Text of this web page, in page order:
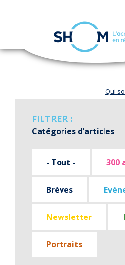
Aller
Qui
FILTRER :
Catégories d'articles
- Tout - 300
Brèves
Newsletter
Portraits